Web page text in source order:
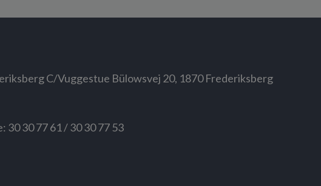
C/Vuggestue Bülowsvej 20, 1870 Frederiksberg
30 30 77 61 / 30 30 77 53